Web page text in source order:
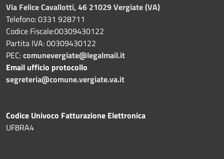
Via Felice Cavallotti, 46 21029 Vergiate (VA)
Telefono: 0331 928711
Codice Fiscale:00309430122
Partita IVA: 00309430122
PEC:comunevergiate@legalmail.it
Email ufficio protocollo
segreteria@comune.vergiate.va.it
Codice Univoco Fatturazione Elettronica
UF8RA4